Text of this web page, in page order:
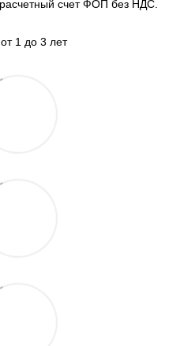
счет ФОП без НДС.
1 до 3 лет